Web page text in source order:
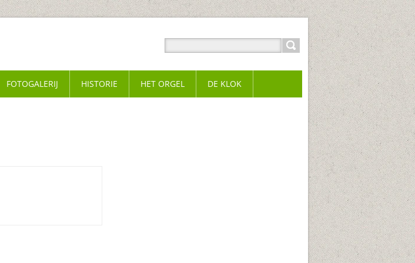
FOTOGALERIJ HISTORIE HET ORGEL DE KLOK